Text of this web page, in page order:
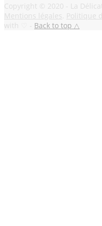
Copyright © 2020 - La
Mentions légales Politique
with ♡ - Back to top △